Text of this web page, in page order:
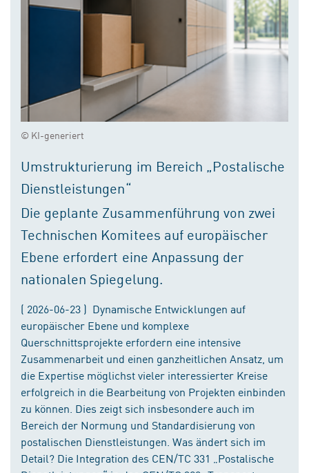
© KI-generiert
Umstrukturierung im Bereich „Postalische
Dienstleistungen“
Die geplante Zusammenführung von zwei
Technischen Komitees auf europäischer
Ebene erfordert eine Anpassung der
nationalen Spiegelung.
( 2026-06-23 ) Dynamische Entwicklungen auf
europäischer Ebene und komplexe
Querschnittsprojekte erfordern eine intensive
Zusammenarbeit und einen ganzheitlichen Ansatz, um
die Expertise möglichst vieler interessierter Kreise
erfolgreich in die Bearbeitung von Projekten einbinden
zu können. Dies zeigt sich insbesondere auch im
Bereich der Normung und Standardisierung von
postalischen Dienstleistungen. Was ändert sich im
Detail? Die Integration des CEN/TC 331 „Postalische